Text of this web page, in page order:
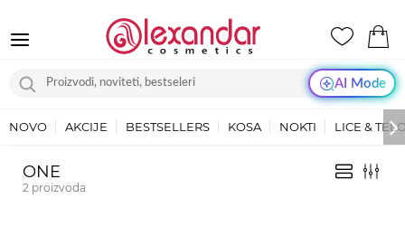
AI Mode
NOVO AKCIJE BESTSELLERS KOSA NOKTI LICE &
ONE
2 proizvoda